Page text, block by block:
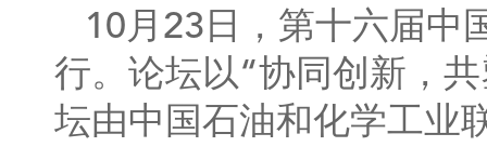
10月23日，第十六届中
行。论坛以“协同创新，
坛由中国石油和化学工业